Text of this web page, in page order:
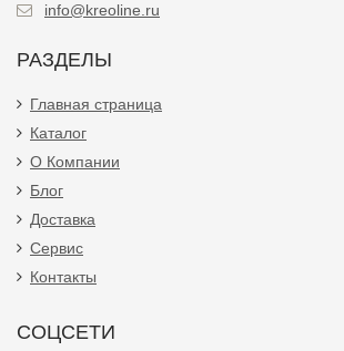
info@kreoline.ru
РАЗДЕЛЫ
Главная страница
Каталог
О Компании
Блог
Доставка
Сервис
Контакты
СОЦСЕТИ